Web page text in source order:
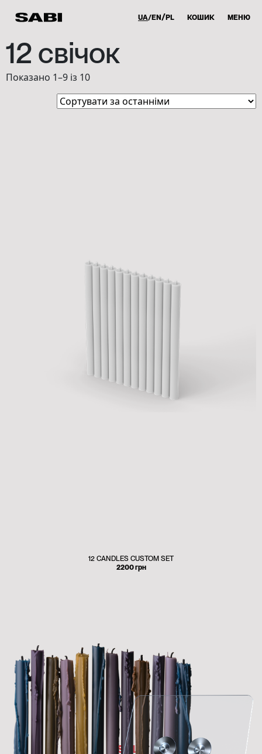
UA EN PL КОШИК МЕНЮ
12 свічок
Показано 1–9 із 10Sorted
by
latest
12 CANDLES CUSTOM SET
2200грн